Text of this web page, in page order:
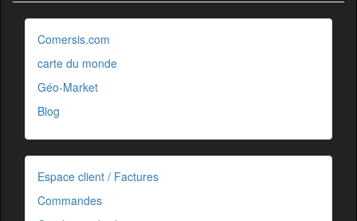
Comersis.com
carte du monde
Géo-Market
Blog
Espace client / Factures
Commandes